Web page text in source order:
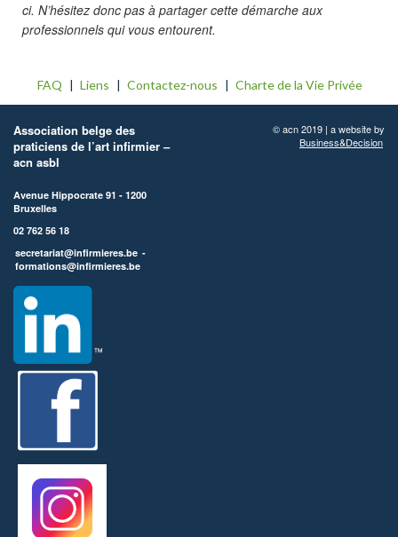
ci. N’hésitez donc pas à partager cette démarche aux
professionnels qui vous entourent.
FAQ Liens Contactez-nous Charte de la Vie Privée
Association belge des
praticiens de l’art infirmier –
acn asbl
Avenue Hippocrate 91 - 1200
Bruxelles
02 762 56 18
secretariat@infirmieres.be -
formations@infirmieres.be
© acn 2019 | a website by
Business&Decision